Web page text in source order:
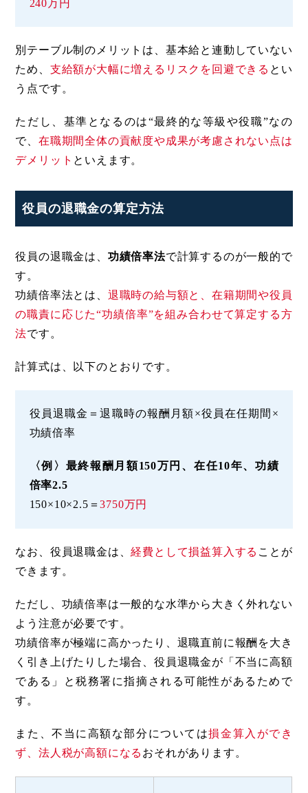
240万円
別テーブル制のメリットは、基本給と連動していない
ため、 支給額が大幅に増えるリスクを回避できる とい
う点です。
ただし、基準となるのは“最終的な等級や役職”なの
で、 在職期間全体の貢献度や成果が考慮されない点は
デメリット といえます。
役員の退職金の算定方法
役員の退職金は、 功績倍率法で計算するのが一般的で
す。
功績倍率法とは、 退職時の給与額と、在籍期間や役員
の職責に応じた“功績倍率”を組み合わせて算定する方
法です。
計算式は、以下のとおりです。
役員退職金＝退職時の報酬月額×役員在任期間×
功績倍率
〈例〉最終報酬月額150万円、在任10年、功績
倍率2.5
150×10×2.5＝3750万円
なお、役員退職金は、経費として損益算入する ことが
できます。
ただし、功績倍率は一般的な水準から大きく外れない
よう注意が必要です。
功績倍率が極端に高かったり、退職直前に報酬を大き
く引き上げたりした場合、役員退職金が「不当に高額
である」と税務署に指摘される可能性があるためで
す。
また、不当に高額な部分については損金算入ができ
ず、法人税が高額になる おそれがあります。